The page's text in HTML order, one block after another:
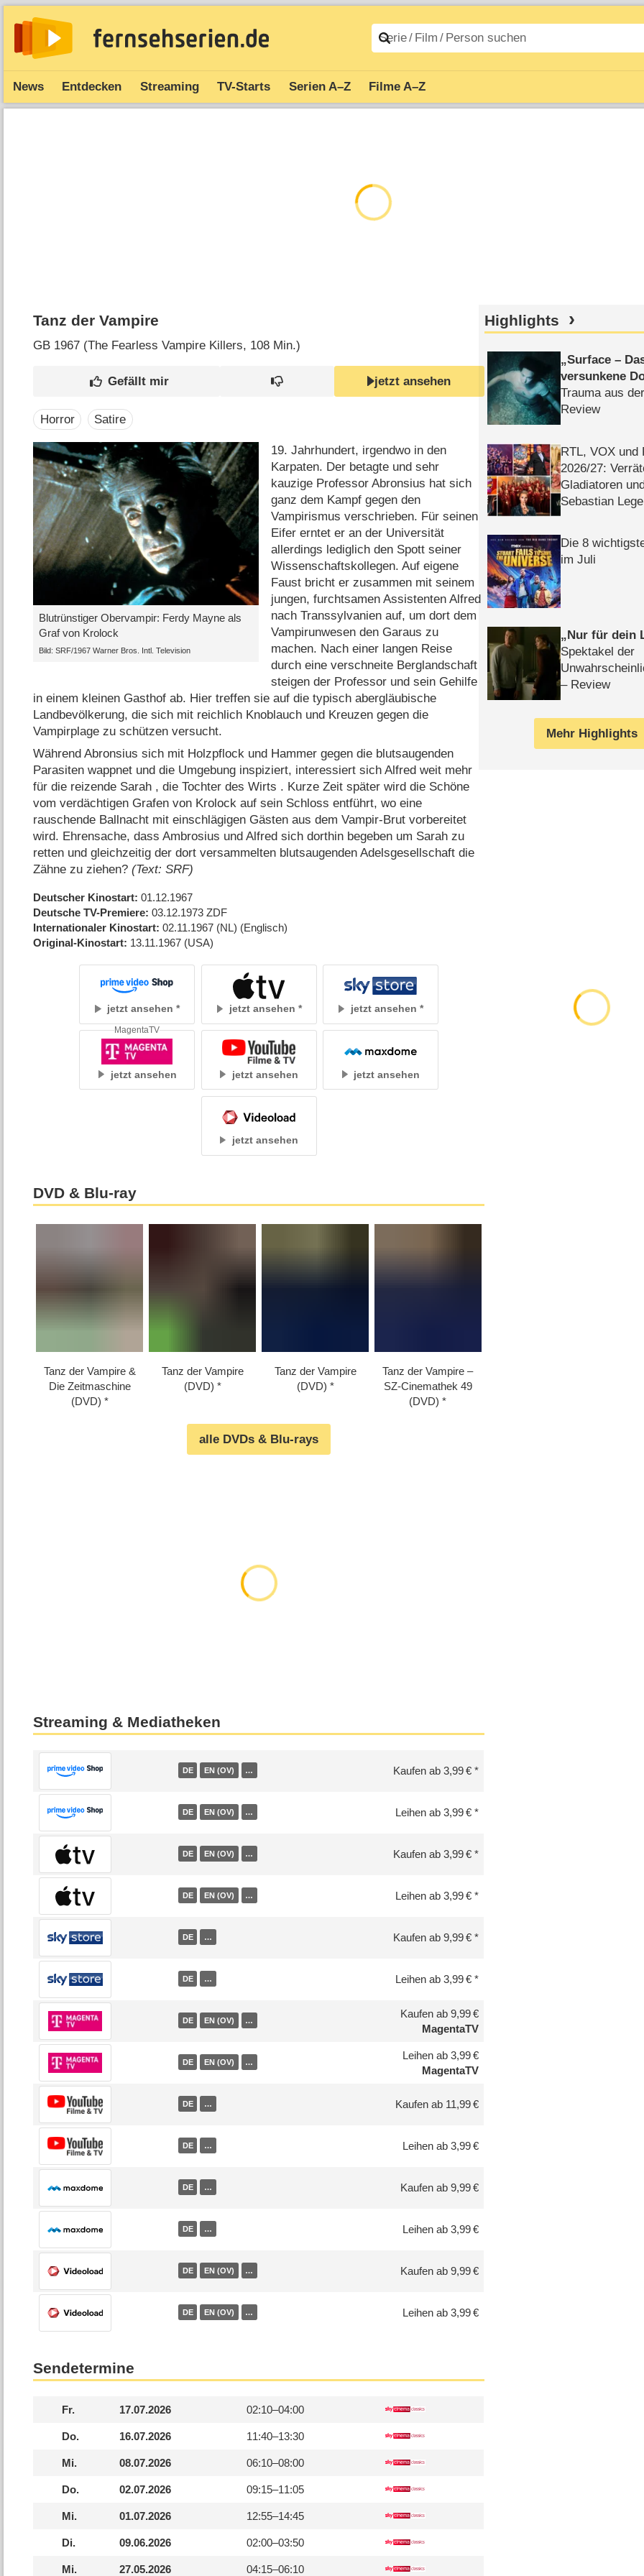
News Entdecken Streaming TV-Starts Serien A–Z Filme A–Z
Tanz der Vampire
GB 1967 (The Fearless Vampire Killers‎, 108 Min.)
jetzt ansehen
Horror Satire
Blutrünstiger Obervampir: Ferdy Mayne als
Graf von Krolock
Bild: SRF/​1967 Warner Bros. Intl. Television
19. Jahrhundert, irgendwo in den
Karpaten. Der betagte und sehr
kauzige Professor Abronsius hat sich
ganz dem Kampf gegen den
Vampirismus verschrieben. Für seinen
Eifer erntet er an der Universität
allerdings lediglich den Spott seiner
Wissenschaftskollegen. Auf eigene
Faust bricht er zusammen mit seinem
jungen, furchtsamen Assistenten Alfred
nach Transsylvanien auf, um dort dem
Vampirunwesen den Garaus zu
machen. Nach einer langen Reise
durch eine verschneite Berglandschaft
steigen der Professor und sein Gehilfe
in einem kleinen Gasthof ab. Hier treffen sie auf die typisch abergläubische
Landbevölkerung, die sich mit reichlich Knoblauch und Kreuzen gegen die
Vampirplage zu schützen versucht.
Während Abronsius sich mit Holzpflock und Hammer gegen die blutsaugenden
Parasiten wappnet und die Umgebung inspiziert, interessiert sich Alfred weit mehr
für die reizende Sarah , die Tochter des Wirts . Kurze Zeit später wird die Schöne
vom verdächtigen Grafen von Krolock auf sein Schloss entführt, wo eine
rauschende Ballnacht mit einschlägigen Gästen aus dem Vampir-Brut vorbereitet
wird. Ehrensache, dass Ambrosius und Alfred sich dorthin begeben um Sarah zu
retten und gleichzeitig der dort versammelten blutsaugenden Adelsgesellschaft die
Zähne zu ziehen?(Text: SRF)
Deutscher Kinostart 01.12.1967
Deutsche TV-Premiere 03.12.1973 ZDF
Internationaler Kinostart 02.11.1967 (NL) (Englisch)
Original-Kinostart 13.11.1967 (USA)
jetzt ansehen jetzt ansehen jetzt ansehen
jetzt ansehen
MagentaTV
jetzt ansehen jetzt ansehen
jetzt ansehen
DVD & Blu-ray
Tanz der Vampire &
Die Zeitmaschine
(DVD)
Tanz der Vampire
(DVD)
Tanz der Vampire
(DVD)
Tanz der Vampire –
SZ-Cinemathek 49
(DVD)
alle DVDs & Blu-rays
Streaming & Mediatheken
DE EN (OV) … Kaufen ab 3,99 €
DE EN (OV) … Leihen ab 3,99 €
DE EN (OV) … Kaufen ab 3,99 €
DE EN (OV) … Leihen ab 3,99 €
DE … Kaufen ab 9,99 €
DE … Leihen ab 3,99 €
DE EN (OV) …
Kaufen ab 9,99 €
MagentaTV
DE EN (OV) …
Leihen ab 3,99 €
MagentaTV
DE … Kaufen ab 11,99 €
DE … Leihen ab 3,99 €
DE … Kaufen ab 9,99 €
DE … Leihen ab 3,99 €
DE EN (OV) … Kaufen ab 9,99 €
DE EN (OV) … Leihen ab 3,99 €
Sendetermine
Fr. 17.07.2026 02:10–04:00
Do. 16.07.2026 11:40–13:30
Mi. 08.07.2026 06:10–08:00
Do. 02.07.2026 09:15–11:05
Mi. 01.07.2026 12:55–14:45
Di. 09.06.2026 02:00–03:50
Mi. 27.05.2026 04:15–06:10
Highlights
Surface –
versunkene
Trauma aus
Review
RTL, VOX und
2026/​27:
Gladiatoren
Sebastian Lege
Die 8
im Juli
Nur für dein
Spektakel der
– Review
Mehr Highlights